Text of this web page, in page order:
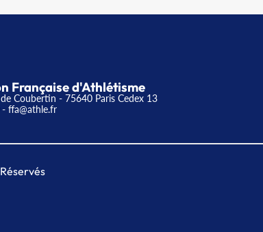
Française d'Athlétisme
Coubertin - 75640 Paris Cedex 13
- ffa@athle.fr